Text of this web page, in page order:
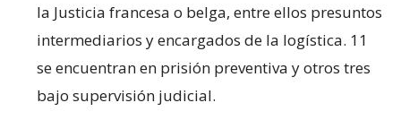
la Justicia francesa o belga, entre ellos presuntos
intermediarios y encargados de la logística. 11
se encuentran en prisión preventiva y otros tres
bajo supervisión judicial.